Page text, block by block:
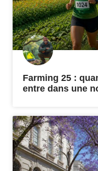
Farming 25 :
entre dans une